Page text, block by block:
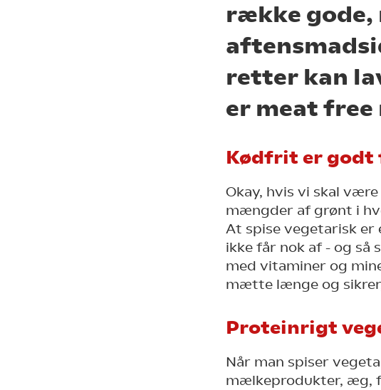
række gode,
retter kan
er meat free
Kødfrit er godt
Okay, hvis vi skal
mængder af grønt i
At spise vegetarisk
ikke får nok af - og
med vitaminer og
mætte længe og
Proteinrigt
Når man spiser
mælkeprodukter, æg,